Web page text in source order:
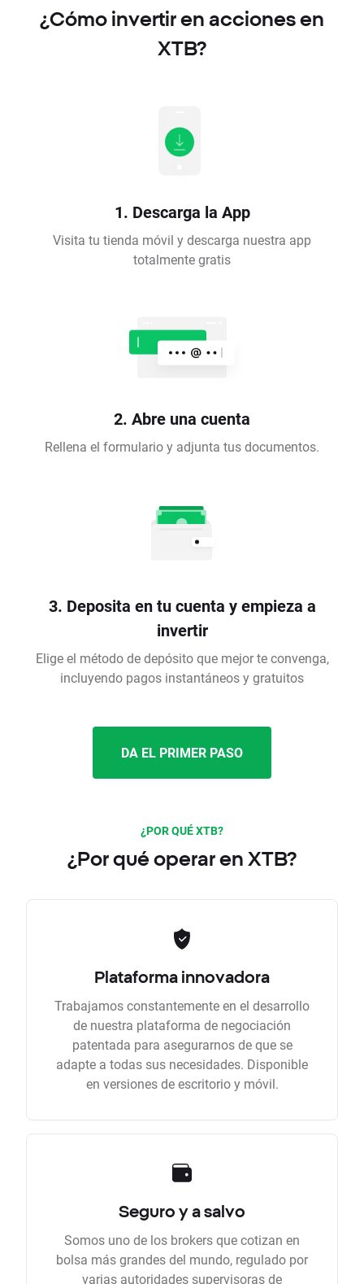
¿Cómo invertir en acciones en
XTB?
1. Descarga la App
Visita tu tienda móvil y descarga nuestra app
totalmente gratis
2. Abre una cuenta
Rellena el formulario y adjunta tus documentos.
3. Deposita en tu cuenta y empieza a
invertir
Elige el método de depósito que mejor te convenga,
incluyendo pagos instantáneos y gratuitos
DA EL PRIMER PASO
¿POR QUÉ XTB?
¿Por qué operar en XTB?
Plataforma innovadora
Trabajamos constantemente en el desarrollo
de nuestra plataforma de negociación
patentada para asegurarnos de que se
adapte a todas sus necesidades. Disponible
en versiones de escritorio y móvil.
Seguro y a salvo
Somos uno de los brokers que cotizan en
bolsa más grandes del mundo, regulado por
varias autoridades supervisoras de